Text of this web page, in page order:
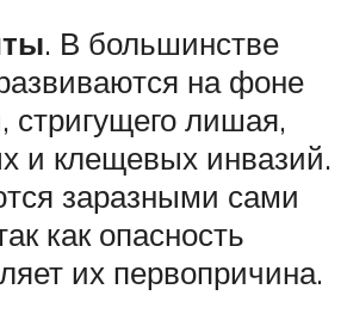
. В большинстве
на фоне
стригущего лишая,
и клещевых инвазий.
заразными сами
как опасность
их первопричина.